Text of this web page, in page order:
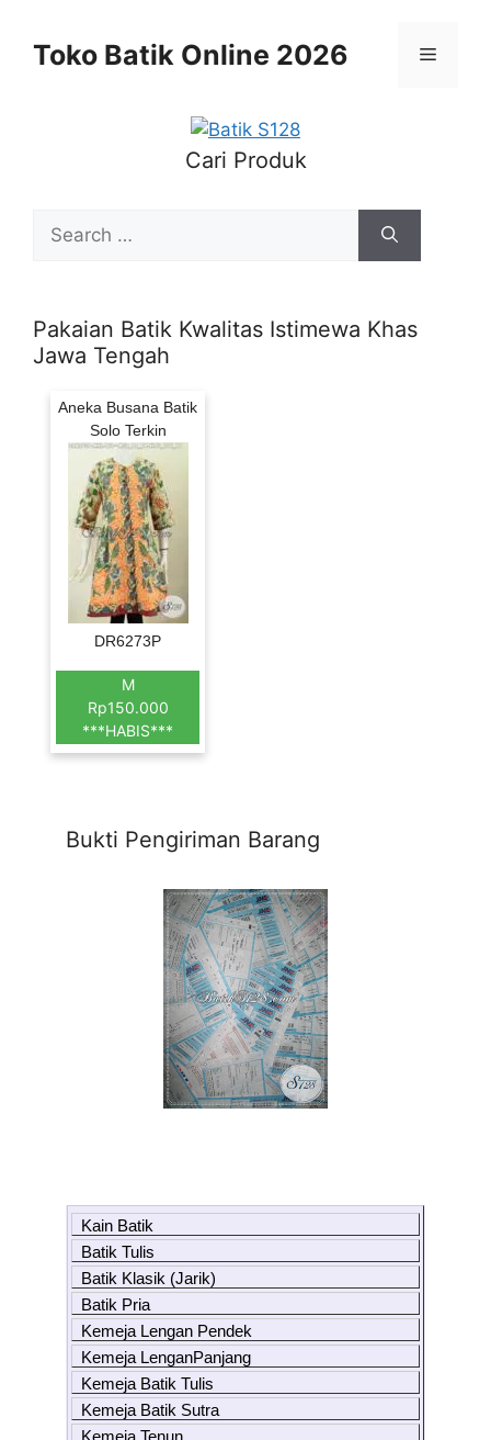
contentToko Batik Online 2026 Menu
Cari Produk
for:
Pakaian Batik Kwalitas Istimewa Khas
Jawa Tengah
Aneka Busana Batik
Solo Terkin
DR6273P
M
Rp150.000
***HABIS***
Bukti Pengiriman Barang
Kain Batik
Batik Tulis
Batik Klasik (Jarik)
Batik Pria
Kemeja Lengan Pendek
Kemeja LenganPanjang
Kemeja Batik Tulis
Kemeja Batik Sutra
Kemeja Tenun